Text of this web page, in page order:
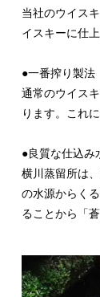
当社のウイス
イスキーに仕
●一番搾り製法
通常のウイス
ります。これ
●良質な仕込み
横川蒸留所は
の水源からく
ることから「